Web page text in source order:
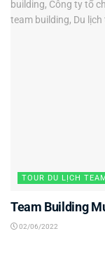
TOUR DU LỊCH
Team Building
02/06/2022